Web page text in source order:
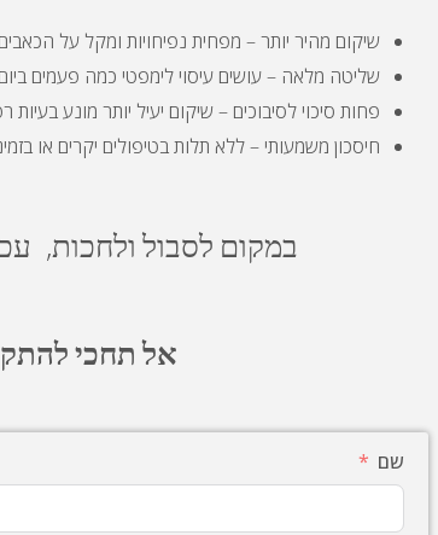
שיקום מהיר יותר – מפחית נפיחויות ומקל על
שליטה מלאה – עושים עיסוי לימפטי כמה פעמים
פחות סיכוי לסיבוכים – שיקום יעיל יותר מונע בעיות
חיסכון משמעותי – ללא תלות בטיפולים יקרים או
במקום לסבול ולחכות,
אל תחכי
שם